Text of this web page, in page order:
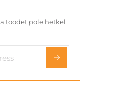
toodet pole hetkel